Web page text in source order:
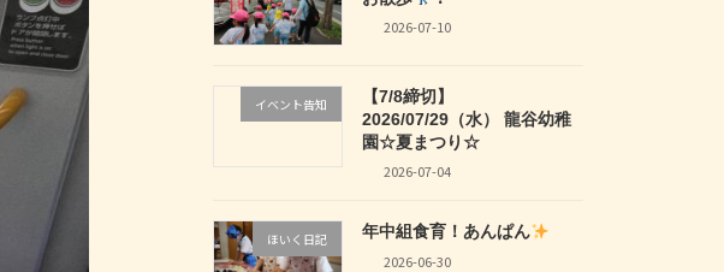
2026-07-10
イベント告知
【7/8締切】
2026/07/29（水） 龍谷幼稚
園☆夏まつり☆
2026-07-04
ほいく日記
年中組食育！あんぱん
2026-06-30